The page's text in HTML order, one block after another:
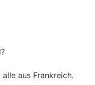
aus Frankreich.